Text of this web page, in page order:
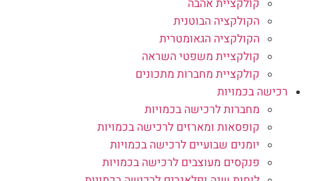
הקולקציה הבוטנית
הקולקציה הגאומטרית
קולקציית משפטי השראה
קולקציית מחברות מתכונים
רכישה בכמויות
מחברות לרכישה בכמויות
קופסאות ומארזים לרכישה בכמויות
יומנים שבועיים לרכישה בכמויות
פנקסים מעוצבים לרכישה בכמויות